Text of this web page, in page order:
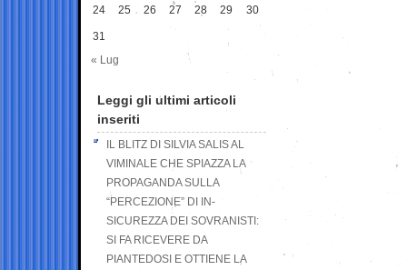
24 25 26 27 28 29 30
31
« Lug
Leggi gli ultimi articoli
inseriti
IL BLITZ DI SILVIA SALIS AL
VIMINALE CHE SPIAZZA LA
PROPAGANDA SULLA
“PERCEZIONE” DI IN-
SICUREZZA DEI SOVRANISTI:
SI FA RICEVERE DA
PIANTEDOSI E OTTIENE LA